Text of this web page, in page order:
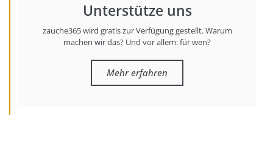
Unterstütze uns
zauche365 wird gratis zur Verfügung gestellt. Warum
machen wir das? Und vor allem: für wen?
Mehr erfahren